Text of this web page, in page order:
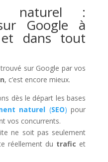
naturel :
Google à
dans tout
sur Google par vos
, c’est encore mieux.
dès le départ les bases
naturel (SEO) pour
vos concurrents.
ne soit pas seulement
réellement du trafic et